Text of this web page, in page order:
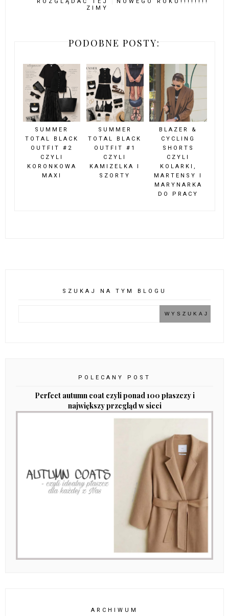
ROZGLĄDAĆ TEJ
ZIMY
NOWEGO ROKU!!!!!!!!
PODOBNE POSTY:
SUMMER
TOTAL BLACK
OUTFIT #2
CZYLI
KORONKOWA
MAXI
SUMMER
TOTAL BLACK
OUTFIT #1
CZYLI
KAMIZELKA I
SZORTY
BLAZER &
CYCLING
SHORTS
CZYLI
KOLARKI,
MARTENSY I
MARYNARKA
DO PRACY
SZUKAJ NA TYM BLOGU
POLECANY POST
Perfect autumn coat czyli ponad 100 płaszczy i
największy przegląd w sieci
ARCHIWUM